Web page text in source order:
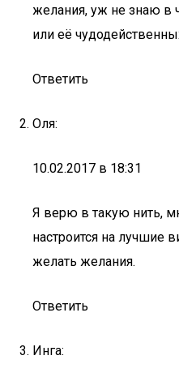
желания, уж не знаю в
или её
Ответить
Оля:
10.02.2017 в 18:31
Я верю в такую нить,
настроится на лучшие
желать желания.
Ответить
Инга: